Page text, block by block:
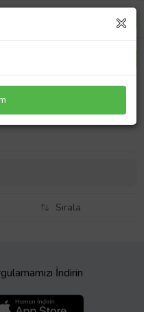
Hoparlör Büyük
Sırala
İndirin